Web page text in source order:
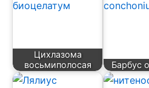
Цихлазома
восьмиполосая
Барбус